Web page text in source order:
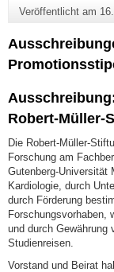
Veröffentlicht am
Robert-Müller-
Die Robert-Müller-
Forschung am
Gutenberg-Universität
Kardiologie, durch
durch Förderung
Forschungsvorhaben,
und durch Gewährung
Studienreisen.
Vorstand und Beirat